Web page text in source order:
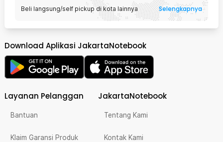
Beli langsung/self pickup di kota lainnya Selengkapnya
Download Aplikasi JakartaNotebook
Layanan Pelanggan
Bantuan
Klaim Garansi Produk
JakartaNotebook
Tentang Kami
Kontak Kami